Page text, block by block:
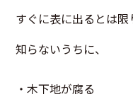
すぐに表に出るとは限
知らないうちに、
・木下地が腐る